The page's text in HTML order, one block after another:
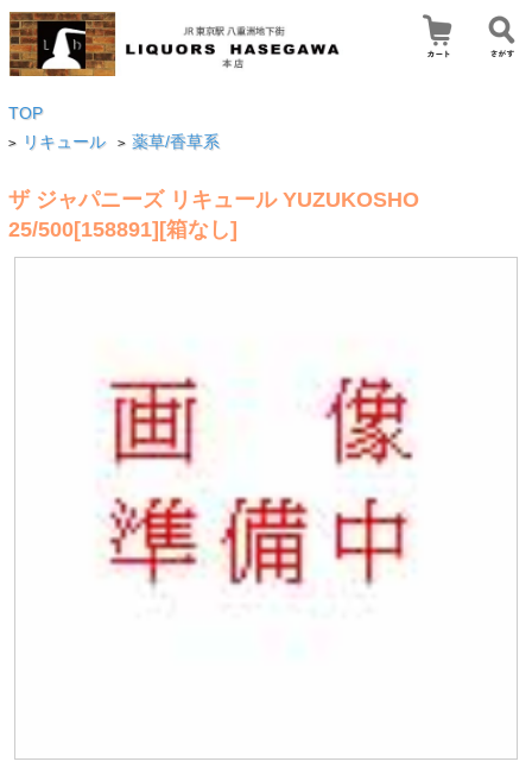
TOP
> リキュール > 薬草/香草系
ザ ジャパニーズ リキュール YUZUKOSHO
25/500[158891][箱なし]